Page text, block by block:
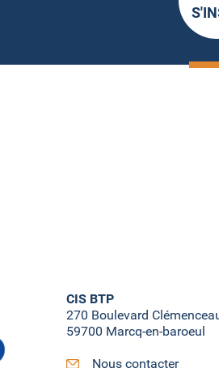
CIS BTP
270 Boulevard
59700 Marcq-en-baroeul
Nous contacter